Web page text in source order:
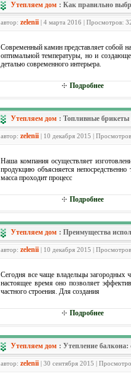
Утепляем дом : Как правильно
автор: zelenii | 4 марта 2016 | Просмотров:
Современный камин представляет собой
оптимальной температуры, но и
деталью современного интерьера.
Подробнее
Утепляем дом : Топливные брикеты
автор: zelenii | 10 декабря 2015 |
Наша компания осуществляет
продукцию объясняется
масса проходит процесс
Подробнее
Утепляем дом : Преимущества
автор: zelenii | 10 декабря 2015 |
Сегодня все чаще владельцы загородных
настоящее время оно позволяет
частного строения. Для создания
Подробнее
Утепляем дом : Утепление
автор: zelenii | 30 сентября 2015 |